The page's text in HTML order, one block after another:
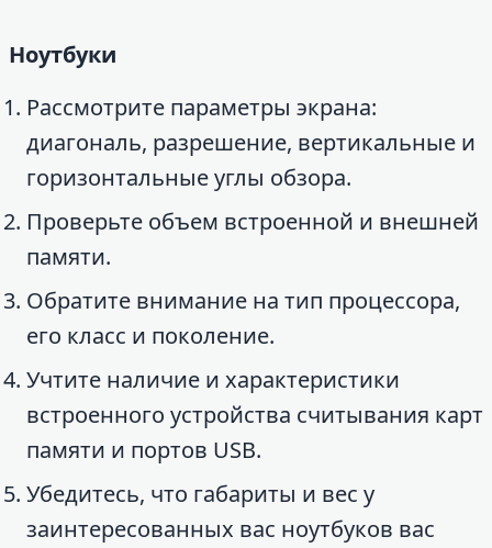
Ноутбуки
Рассмотрите параметры экрана:
диагональ, разрешение, вертикальные и
горизонтальные углы обзора.
Проверьте объем встроенной и внешней
памяти.
Обратите внимание на тип процессора,
его класс и поколение.
Учтите наличие и характеристики
встроенного устройства считывания карт
памяти и портов USB.
Убедитесь, что габариты и вес у
заинтересованных вас ноутбуков вас